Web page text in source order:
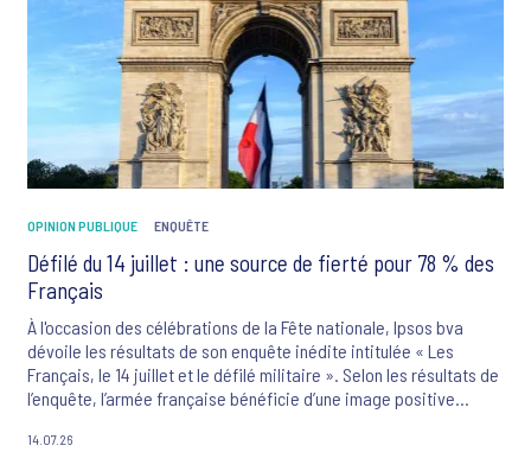
OPINION PUBLIQUE ENQUÊTE
Défilé du 14 juillet : une source de fierté pour 78 % des
Français
À l'occasion des célébrations de la Fête nationale, Ipsos bva
dévoile les résultats de son enquête inédite intitulée « Les
Français, le 14 juillet et le défilé militaire ». Selon les résultats de
l’enquête, l’armée française bénéficie d’une image positive
souligne également que 80 % des Français considèrent le défilé
14.07.26